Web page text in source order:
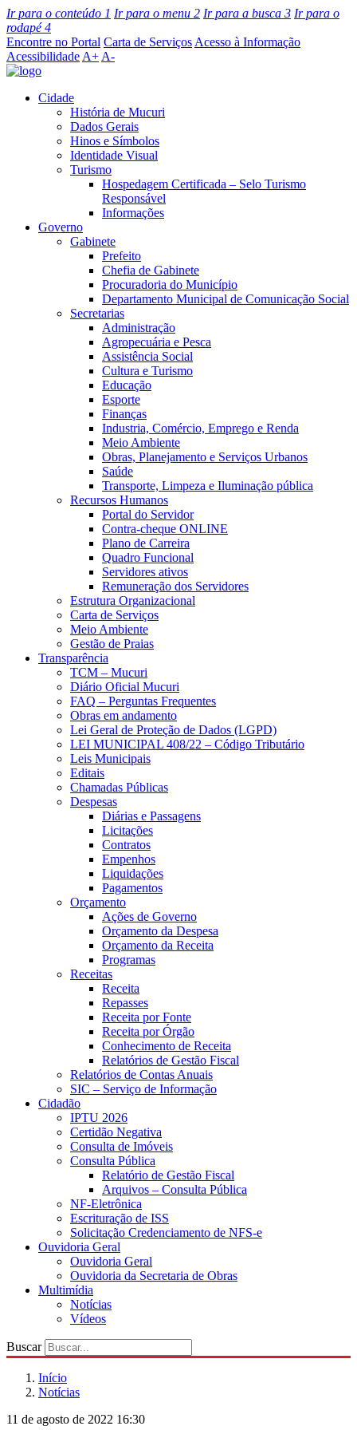
Ir para o conteúdo 1 Ir para o menu 2 Ir para a busca 3 Ir para o
rodapé4
Encontre no Portal Carta de Serviços Acesso à Informação
Acessibilidade A+ A-
Cidade
História de Mucuri
Dados Gerais
Hinos e Símbolos
Identidade Visual
Turismo
Hospedagem Certificada – Selo Turismo
Responsável
Informações
Governo
Gabinete
Prefeito
Chefia de Gabinete
Procuradoria do Município
Departamento Municipal de Comunicação Social
Secretarias
Administração
Agropecuária e Pesca
Assistência Social
Cultura e Turismo
Educação
Esporte
Finanças
Industria, Comércio, Emprego e Renda
Meio Ambiente
Obras, Planejamento e Serviços Urbanos
Saúde
Transporte, Limpeza e Iluminação pública
Recursos Humanos
Portal do Servidor
Contra-cheque ONLINE
Plano de Carreira
Quadro Funcional
Servidores ativos
Remuneração dos Servidores
Estrutura Organizacional
Carta de Serviços
Meio Ambiente
Gestão de Praias
Transparência
TCM – Mucuri
Diário Oficial Mucuri
FAQ – Perguntas Frequentes
Obras em andamento
Lei Geral de Proteção de Dados (LGPD)
LEI MUNICIPAL 408/22 – Código Tributário
Leis Municipais
Editais
Chamadas Públicas
Despesas
Diárias e Passagens
Licitações
Contratos
Empenhos
Liquidações
Pagamentos
Orçamento
Ações de Governo
Orçamento da Despesa
Orçamento da Receita
Programas
Receitas
Receita
Repasses
Receita por Fonte
Receita por Órgão
Conhecimento de Receita
Relatórios de Gestão Fiscal
Relatórios de Contas Anuais
SIC – Serviço de Informação
Cidadão
IPTU 2026
Certidão Negativa
Consulta de Imóveis
Consulta Pública
Relatório de Gestão Fiscal
Arquivos – Consulta Pública
NF-Eletrônica
Escrituração de ISS
Solicitação Credenciamento de NFS-e
Ouvidoria Geral
Ouvidoria Geral
Ouvidoria da Secretaria de Obras
Multimídia
Notícias
Vídeos
Buscar
Início
Notícias
11 de agosto de 2022 16:30